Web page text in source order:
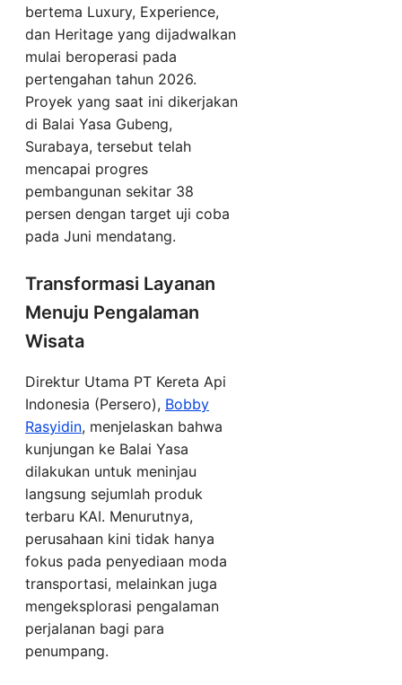
bertema Luxury, Experience,
dan Heritage yang dijadwalkan
mulai beroperasi pada
pertengahan tahun 2026.
Proyek yang saat ini dikerjakan
di Balai Yasa Gubeng,
Surabaya, tersebut telah
mencapai progres
pembangunan sekitar 38
persen dengan target uji coba
pada Juni mendatang.
Transformasi Layanan
Menuju Pengalaman
Wisata
Direktur Utama PT Kereta Api
Indonesia (Persero), Bobby
Rasyidin, menjelaskan bahwa
kunjungan ke Balai Yasa
dilakukan untuk meninjau
langsung sejumlah produk
terbaru KAI. Menurutnya,
perusahaan kini tidak hanya
fokus pada penyediaan moda
transportasi, melainkan juga
mengeksplorasi pengalaman
perjalanan bagi para
penumpang.